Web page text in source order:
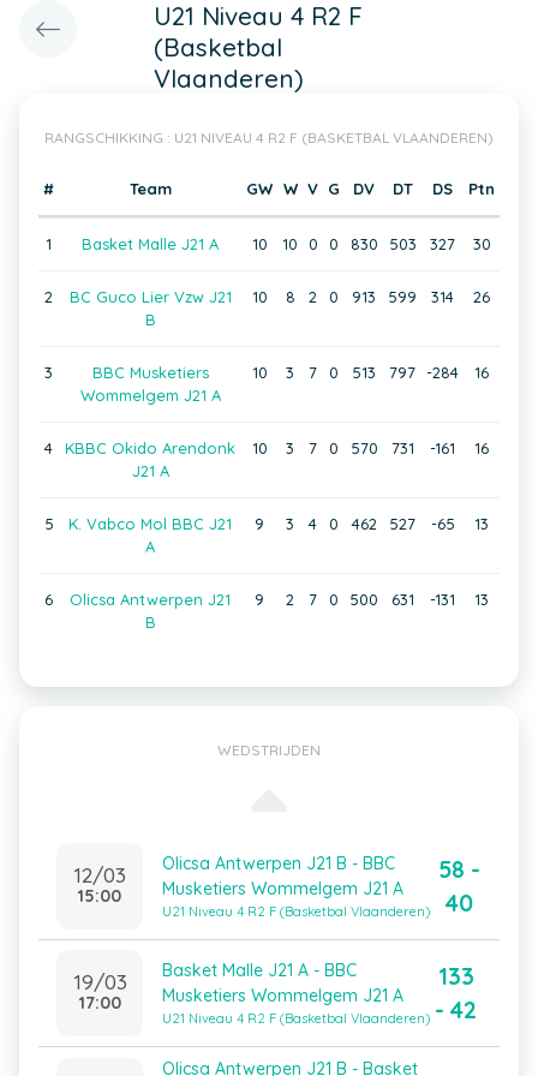
U21 Niveau 4 R2 F
(Basketbal
Vlaanderen)
RANGSCHIKKING : U21 NIVEAU 4 R2 F (BASKETBAL VLAANDEREN)
# Team GW W V G DV DT DS Ptn
1 Basket Malle J21 A 10 10 0 0 830 503 327 30
2
BC Guco Lier Vzw J21
B
10 8 2 0 913 599 314 26
3
BBC Musketiers
Wommelgem J21 A
10 3 7 0 513 797 -284 16
4
KBBC Okido Arendonk
J21 A
10 3 7 0 570 731 -161 16
5
K. Vabco Mol BBC J21
A
9 3 4 0 462 527 -65 13
6
Olicsa Antwerpen J21
B
9 2 7 0 500 631 -131 13
WEDSTRIJDEN
12/03
15:00
Olicsa Antwerpen J21 B - BBC
Musketiers Wommelgem J21 A
U21 Niveau 4 R2 F (Basketbal Vlaanderen)
58 -
40
19/03
17:00
Basket Malle J21 A - BBC
Musketiers Wommelgem J21 A
U21 Niveau 4 R2 F (Basketbal Vlaanderen)
133
- 42
Olicsa Antwerpen J21 B - Basket